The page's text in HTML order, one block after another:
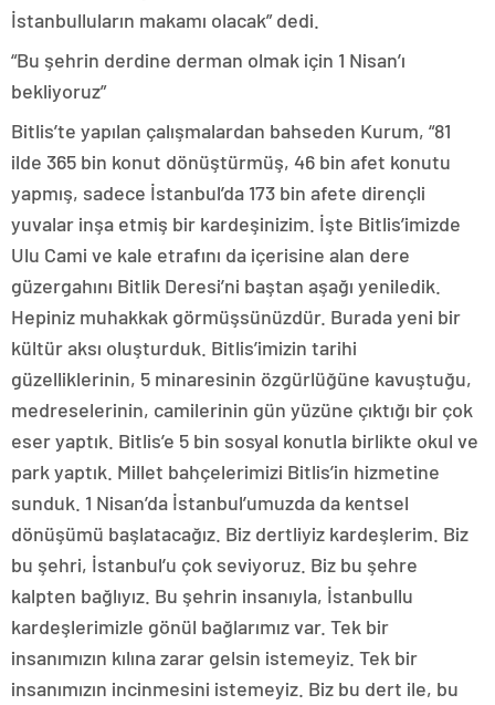
İstanbulluların makamı olacak” dedi.
“Bu şehrin derdine derman olmak için 1 Nisan’ı
bekliyoruz”
Bitlis’te yapılan çalışmalardan bahseden Kurum, “81
ilde 365 bin konut dönüştürmüş, 46 bin afet konutu
yapmış, sadece İstanbul’da 173 bin afete dirençli
yuvalar inşa etmiş bir kardeşinizim. İşte Bitlis’imizde
Ulu Cami ve kale etrafını da içerisine alan dere
güzergahını Bitlik Deresi’ni baştan aşağı yeniledik.
Hepiniz muhakkak görmüşsünüzdür. Burada yeni bir
kültür aksı oluşturduk. Bitlis’imizin tarihi
güzelliklerinin, 5 minaresinin özgürlüğüne kavuştuğu,
medreselerinin, camilerinin gün yüzüne çıktığı bir çok
eser yaptık. Bitlis’e 5 bin sosyal konutla birlikte okul ve
park yaptık. Millet bahçelerimizi Bitlis’in hizmetine
sunduk. 1 Nisan’da İstanbul’umuzda da kentsel
dönüşümü başlatacağız. Biz dertliyiz kardeşlerim. Biz
bu şehri, İstanbul’u çok seviyoruz. Biz bu şehre
kalpten bağlıyız. Bu şehrin insanıyla, İstanbullu
kardeşlerimizle gönül bağlarımız var. Tek bir
insanımızın kılına zarar gelsin istemeyiz. Tek bir
insanımızın incinmesini istemeyiz. Biz bu dert ile, bu